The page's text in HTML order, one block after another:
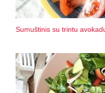
Sumuštinis su trintu